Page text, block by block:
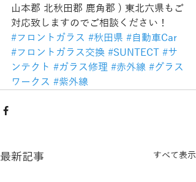
山本郡 北秋田郡 鹿角郡 ) 東北六県もご
対応致しますのでご相談ください！
#フロントガラス #秋田県 #自動車Car
#フロントガラス交換 #SUNTECT #サ
ンテクト #ガラス修理 #赤外線 #グラス
ワークス #紫外線
最新記事 すべて表示